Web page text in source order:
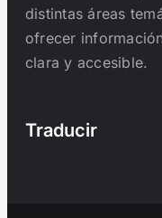
distintas áreas
ofrecer
clara y accesible.
Traducir